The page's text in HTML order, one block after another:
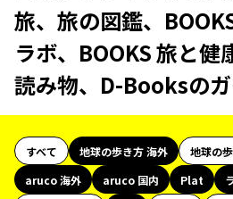
旅、旅の図鑑、
ラボ、BOOKS 旅と健
読み物、D-Booksの
すべて 地球の歩き方 海外
地球の
aruco 海外
aruco 国内 Plat